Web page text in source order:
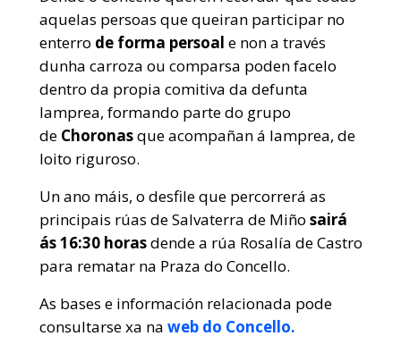
aquelas persoas que queiran participar no
enterro de forma persoal e non a través
dunha carroza ou comparsa poden facelo
dentro da propia comitiva da defunta
lamprea, formando parte do grupo
de Choronasque acompañan á lamprea, de
loito riguroso.
Un ano máis, o desfile que percorrerá as
principais rúas de Salvaterra de Miño sairá
ás 16:30 horasdende a rúa Rosalía de Castro
para rematar na Praza do Concello.
As bases e información relacionada pode
consultarse xa na web do Concello.